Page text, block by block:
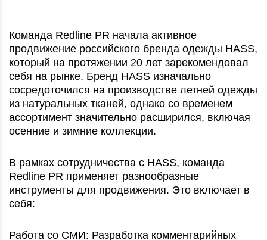
Команда Redline PR начала активное
продвижение российского бренда одежды HASS,
который на протяжении 20 лет зарекомендовал
себя на рынке. Бренд HASS изначально
сосредоточился на производстве летней одежды
из натуральных тканей, однако со временем
ассортимент значительно расширился, включая
осенние и зимние коллекции.
В рамках сотрудничества с HASS, команда
Redline PR применяет разнообразные
инструменты для продвижения. Это включает в
себя:
Работа со СМИ: Разработка комментарийных